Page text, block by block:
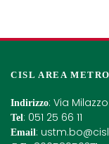
CISL AREA
Indirizzo: Via
Tel: 051 25 66 11
Email: